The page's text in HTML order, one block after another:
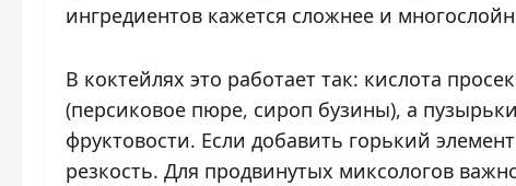
ингредиентов кажется сложнее и
В коктейлях это работает так: кислота
(персиковое пюре, сироп бузины), а
фруктовости. Если добавить горький
резкость. Для продвинутых миксологов